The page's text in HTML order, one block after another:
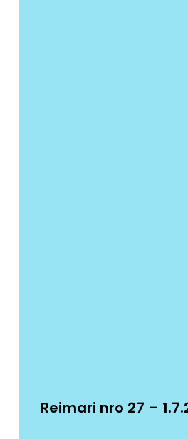
Reimari nro 27 –